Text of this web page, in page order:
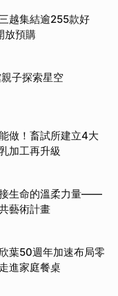
越集結逾255款好
預購
子探索星空
做！畜試所建立4大
加工再升級
生命的溫柔力量——
藝術計畫
葉50週年加速布局零
進家庭餐桌